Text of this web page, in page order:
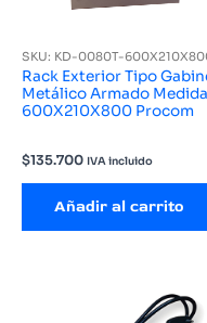
SKU: KD-0080T-
Rack Exterior Tipo
Metálico Armado
600X210X800 Procom
$135.700 IVA incluido
Añadir al carrito